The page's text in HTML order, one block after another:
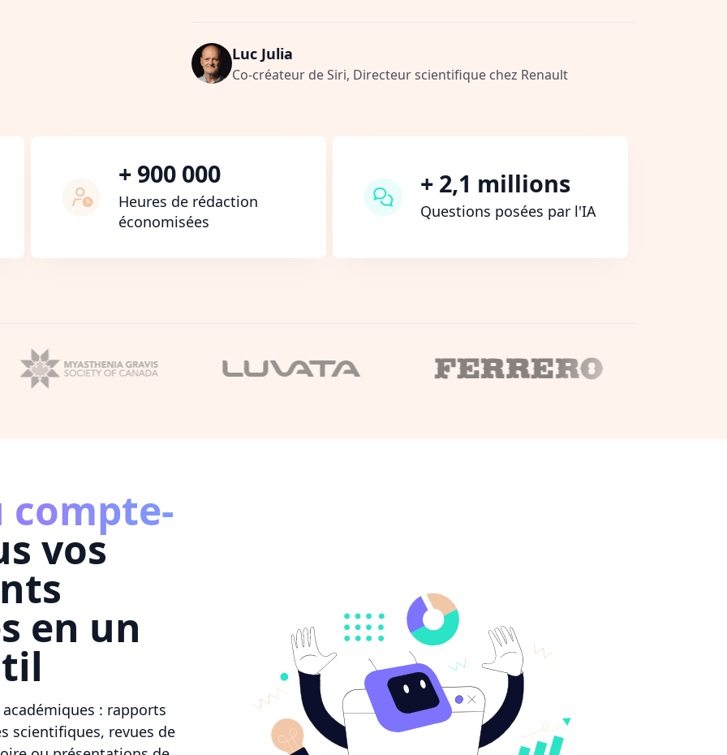
Luc Julia
Co-créateur de Siri, Directeur scientifique chez Renault
+ 900 000
Heures de rédaction
économisées
+ 2,1 millions
Questions posées par l'IA
compte-
vos
en un
: rapports
scientifiques, revues de